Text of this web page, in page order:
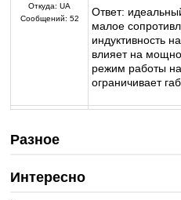
Откуда: UA
Сообщений: 52
Ответ:
малое
индуктивность
влияет на
режим работы
ограничивает
Разное
Интересно